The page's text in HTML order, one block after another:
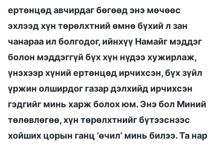
ертөнцөд авчирдаг бөгөөд энэ мөчөөс
эхлээд хүн төрөлхтний өмнө бүхий л зан
чанараа ил болгодог, ийнхүү Намайг мэддэг
болон мэддэггүй бүх хүн нүдээ хужирлаж,
үнэхээр хүний ертөнцөд ирчихсэн, бүх зүйл
үржин олширдог газар дэлхийд ирчихсэн
гэдгийг минь харж болох юм. Энэ бол Миний
төлөвлөгөө, хүн төрөлхтнийг бүтээснээс
хойших цорын ганц ‘өчил’ минь билээ. Та нар